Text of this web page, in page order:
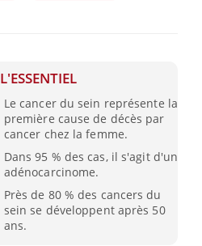
L'ESSENTIEL
Le cancer du sein représente la
première cause de décès par
cancer chez la femme.
Dans 95 % des cas, il s'agit d'un
adénocarcinome.
Près de 80 % des cancers du
sein se développent après 50
ans.